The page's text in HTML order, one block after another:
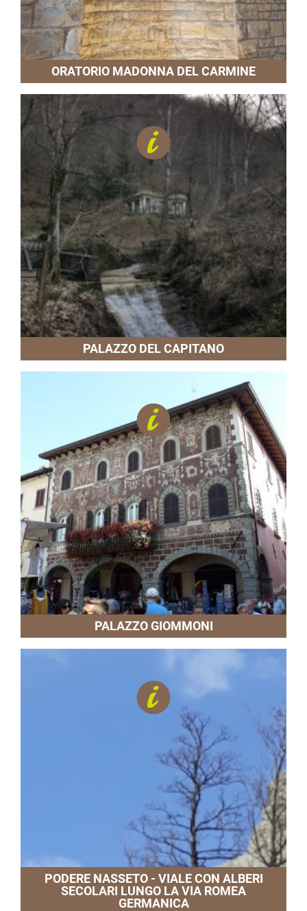
ORATORIO MADONNA DEL CARMINE
PALAZZO DEL CAPITANO
PALAZZO GIOMMONI
PODERE NASSETO - VIALE CON ALBERI
SECOLARI LUNGO LA VIA ROMEA
GERMANICA